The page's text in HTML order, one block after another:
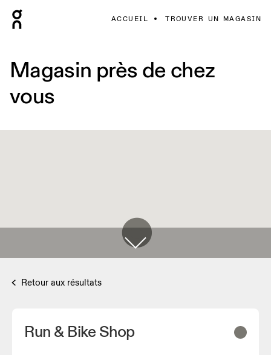
ACCUEIL TROUVER UN MAGASIN
Magasin près de chez
vous
Retour aux résultats
Run & Bike Shop